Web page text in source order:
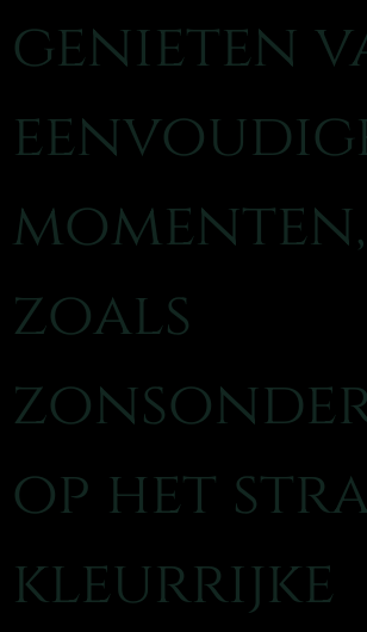
genieten
momenten,
zoals
op het
kleurrijke